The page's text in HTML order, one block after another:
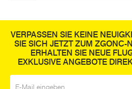
VERPASSEN SIE KEINE
SIE SICH JETZT ZUM ZGONC-
ERHALTEN SIE NEUE
EXKLUSIVE ANGEBOTE